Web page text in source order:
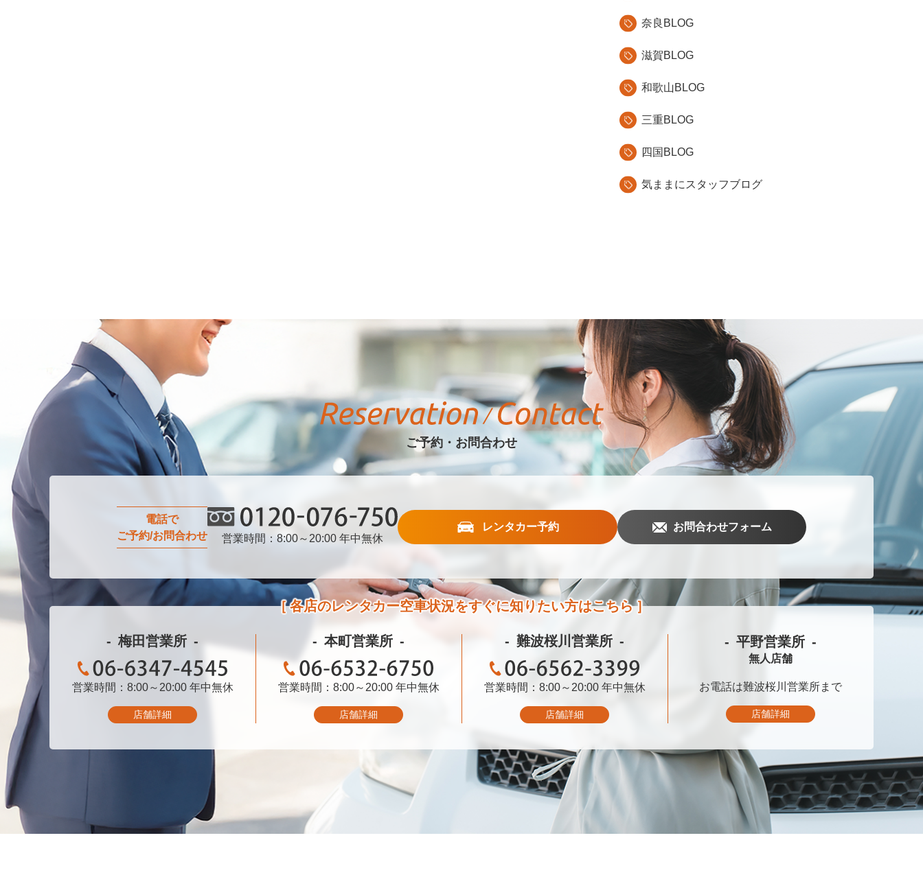
奈良BLOG
滋賀BLOG
和歌山BLOG
三重BLOG
四国BLOG
気ままにスタッフブログ
ご予約・お問合わせ
電話で
ご予約/お問合わせ
0120-076-750
営業時間：8:00～20:00 年中無休
レンタカー予約 お問合わせフォーム
各店のレンタカー空車状況をすぐに知りたい方はこちら
梅田営業所
06-6347-4545
営業時間：8:00～20:00 年中無休
店舗詳細
本町営業所
06-6532-6750
営業時間：8:00～20:00 年中無休
店舗詳細
難波桜川営業所
06-6562-3399
営業時間：8:00～20:00 年中無休
店舗詳細
平野営業所
無人店舗
お電話は難波桜川営業所まで
店舗詳細